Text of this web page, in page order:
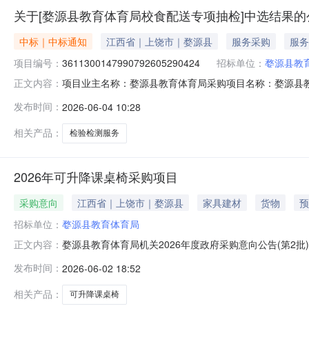
关于[婺源县教育体育局校食配送专项抽检]中选结果
中标｜中标通知 江西省｜上饶市｜婺源县 服务采购
服务
项目编号： 3611300147990792605290424 招标单位： 婺源县教
正文内容： 项目业主名称：婺源县教育体育局采购项目名称：婺源
约为2000元，大米每批次检测费约为1500元，鸡蛋每批
发布时间： 2026-06-04 10:28
相关产品：
检验检测服务
2026年可升降课桌椅采购项目
采购意向 江西省｜上饶市｜婺源县 家具建材 货物
招标单位： 婺源县教育体育局
正文内容： 婺源县教育体育局机关2026年度政府采购意向公告(第2
容:可升降课桌椅采购数量:5406.0000套主要功能或目标:
发布时间： 2026-06-02 18:52
相关产品：
可升降课桌椅